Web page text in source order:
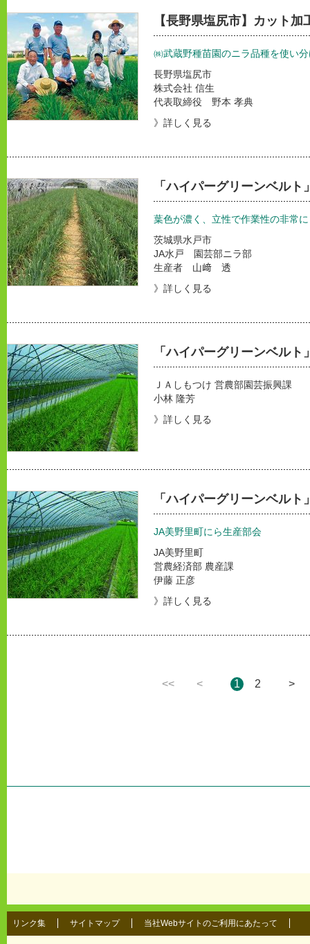
【長野県塩尻市】カット
㈱武蔵野種苗園のニラ品種を使い
長野県塩尻市
株式会社 信生
代表取締役 野本 孝典
》詳しく見る
「ハイパーグリーンベルト
葉色が濃く、立性で作業性の非常
茨城県水戸市
JA水戸 園芸部ニラ部
生産者 山﨑 透
》詳しく見る
「ハイパーグリーンベルト
ＪＡしもつけ 営農部園芸振興課
小林 隆芳
》詳しく見る
「ハイパーグリーンベルト
JA美野里町にら生産部会
JA美野里町
営農経済部 農産課
伊藤 正彦
》詳しく見る
<< < 1 2 >
リンク集 サイトマップ 当社Webサイトのご利用にあたって